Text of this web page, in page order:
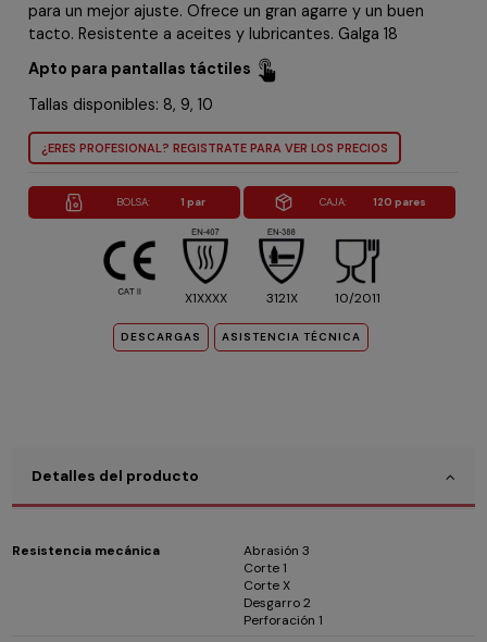
para un mejor ajuste. Ofrece un gran agarre y un buen
tacto. Resistente a aceites y lubricantes. Galga 18
Apto para pantallas táctiles
Tallas disponibles: 8, 9, 10
¿ERES PROFESIONAL? REGISTRATE PARA VER LOS PRECIOS
BOLSA: 1 par CAJA: 120 pares
X1XXXX 3121X 10/2011
DESCARGAS ASISTENCIA TÉCNICA
Detalles del producto
Resistencia mecánica
Abrasión 3
Corte 1
Corte X
Desgarro 2
Perforación 1